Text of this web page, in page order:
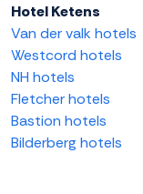
Hotel Ketens
Van der valk hotels
Westcord hotels
NH hotels
Fletcher hotels
Bastion hotels
Bilderberg hotels